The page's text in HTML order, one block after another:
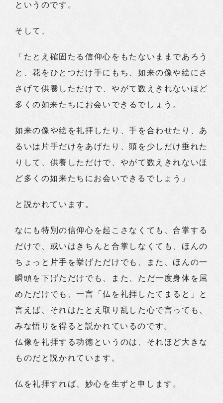
というのです。
そして、
「たとえ確固たる信仰心をもたないままであろう
と、花をひとつだけ手にもち、如来の像や絵にさ
さげて供養しただけで、やがて数えきれないほど
多くの如来たちにお会いできるでしょう。
如来の像や絵を礼拝したり、手を合わせたり、あ
るいは片手だけをあげたり、頭を少しだけ垂れた
りして、供養しただけで、やがて数えきれないほ
ど多くの如来たちにお会いできるでしょう」
と説かれています。
なにも特別の信仰心を起こさなくても、合掌する
だけで、或いはきちんと合掌しなくても、ほんの
ちょっと片手を挙げただけでも、また、ほんの一
瞬頭を下げただけでも、また、ただ一度身体を屈
めただけでも、一言「仏を礼拝したてまると」と
言えば、それはたとえ取り乱した心で言っても、
みな悟りを得ると説かれているのです。
仏像を礼拝する功徳というのは、それほど大きな
ものだと説かれています。
仏を礼拝すれば、妙心を生ずと申します。